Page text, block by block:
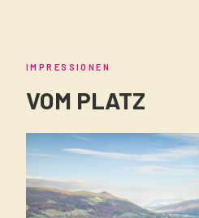
IMPRESSIONEN
VOM PLATZ